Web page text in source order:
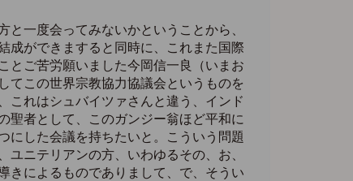
一度会ってみないかということから、
成ができますると同時に、これまた国際
とご苦労願いました今岡信一良（いまお
てこの世界宗教協力協議会というものを
これはシュバイツァさんと違う、インド
聖者として、このガンジー翁ほど平和に
にした会議を持ちたいと。こういう問題
ニテリアンの方、いわゆるその、お、
きによるものでありまして、で、そうい